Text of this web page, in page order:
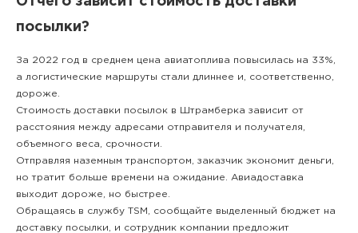
посылки?
За 2022 год в среднем цена авиатоплива повысилась на 33%,
а логистические маршруты стали длиннее и, соответственно,
дороже.
Стоимость доставки посылок в Штрамберка зависит от
расстояния между адресами отправителя и получателя,
объемного веса, срочности.
Отправляя наземным транспортом, заказчик экономит деньги,
но тратит больше времени на ожидание. Авиадоставка
выходит дороже, но быстрее.
Обращаясь в службу TSM, сообщайте выделенный бюджет на
доставку посылки, и сотрудник компании предложит